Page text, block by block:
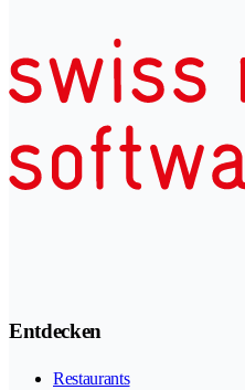
Entdecken
Restaurants